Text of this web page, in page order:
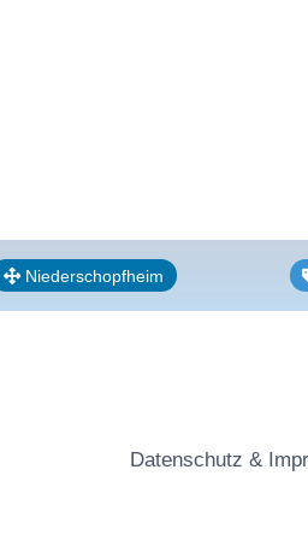
Niederschopfheim
Datenschutz &